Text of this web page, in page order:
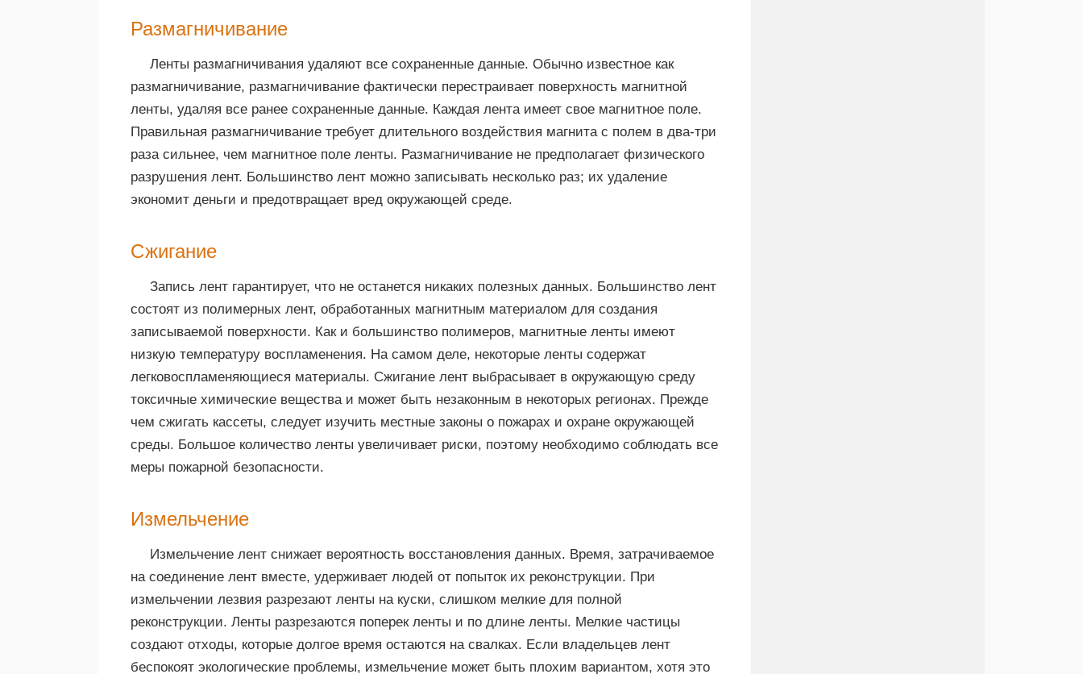
Размагничивание
Ленты размагничивания удаляют все сохраненные данные. Обычно известное как
размагничивание, размагничивание фактически перестраивает поверхность магнитной
ленты, удаляя все ранее сохраненные данные. Каждая лента имеет свое магнитное поле.
Правильная размагничивание требует длительного воздействия магнита с полем в два-три
раза сильнее, чем магнитное поле ленты. Размагничивание не предполагает физического
разрушения лент. Большинство лент можно записывать несколько раз; их удаление
экономит деньги и предотвращает вред окружающей среде.
Сжигание
Запись лент гарантирует, что не останется никаких полезных данных. Большинство лент
состоят из полимерных лент, обработанных магнитным материалом для создания
записываемой поверхности. Как и большинство полимеров, магнитные ленты имеют
низкую температуру воспламенения. На самом деле, некоторые ленты содержат
легковоспламеняющиеся материалы. Сжигание лент выбрасывает в окружающую среду
токсичные химические вещества и может быть незаконным в некоторых регионах. Прежде
чем сжигать кассеты, следует изучить местные законы о пожарах и охране окружающей
среды. Большое количество ленты увеличивает риски, поэтому необходимо соблюдать все
меры пожарной безопасности.
Измельчение
Измельчение лент снижает вероятность восстановления данных. Время, затрачиваемое
на соединение лент вместе, удерживает людей от попыток их реконструкции. При
измельчении лезвия разрезают ленты на куски, слишком мелкие для полной
реконструкции. Ленты разрезаются поперек ленты и по длине ленты. Мелкие частицы
создают отходы, которые долгое время остаются на свалках. Если владельцев лент
беспокоят экологические проблемы, измельчение может быть плохим вариантом, хотя это